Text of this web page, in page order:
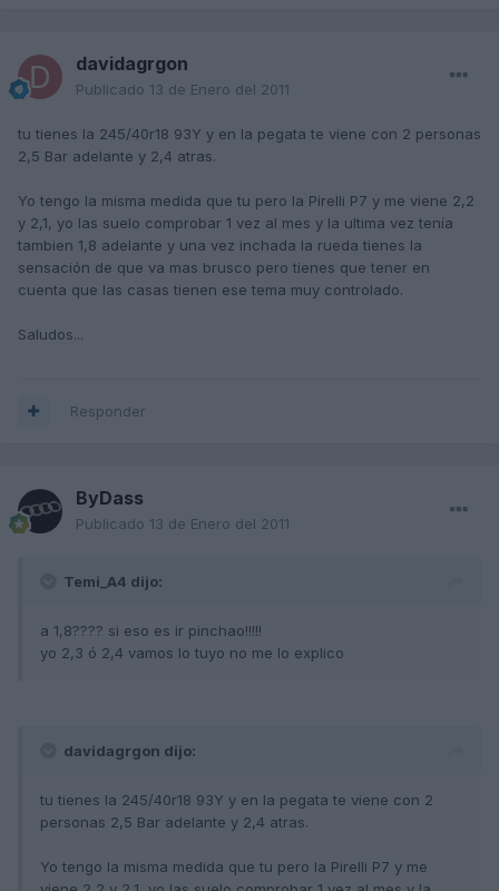
davidagrgon
Publicado 13 de Enero del 2011
tu tienes la 245/40r18 93Y y en la pegata te viene con 2 personas
2,5 Bar adelante y 2,4 atras.
Yo tengo la misma medida que tu pero la Pirelli P7 y me viene 2,2
y 2,1, yo las suelo comprobar 1 vez al mes y la ultima vez tenía
tambien 1,8 adelante y una vez inchada la rueda tienes la
sensación de que va mas brusco pero tienes que tener en
cuenta que las casas tienen ese tema muy controlado.
Saludos...
Responder
ByDass
Publicado 13 de Enero del 2011
Temi_A4 dijo:
a 1,8???? si eso es ir pinchao!!!!!
yo 2,3 ó 2,4 vamos lo tuyo no me lo explico
davidagrgon dijo:
tu tienes la 245/40r18 93Y y en la pegata te viene con 2
personas 2,5 Bar adelante y 2,4 atras.
Yo tengo la misma medida que tu pero la Pirelli P7 y me